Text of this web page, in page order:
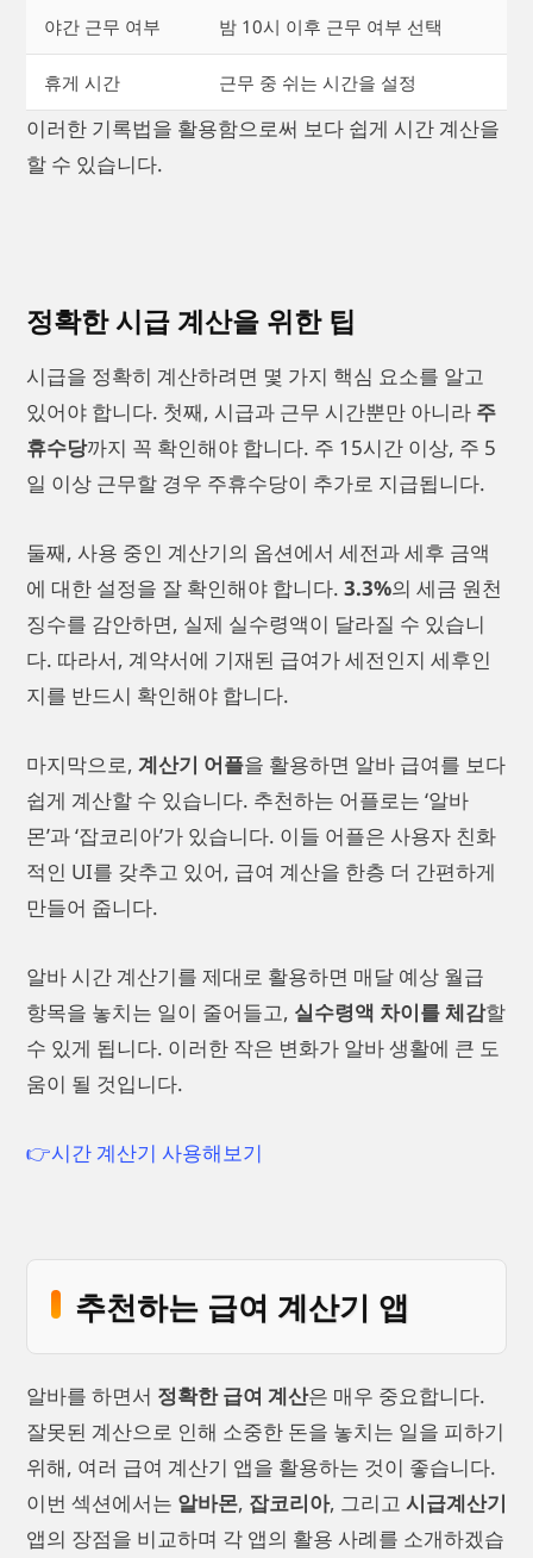
야간 근무 여부 밤 10시 이후 근무 여부 선택
휴게 시간 근무 중 쉬는 시간을 설정
이러한 기록법을 활용함으로써 보다 쉽게 시간 계산을
할 수 있습니다.
정확한 시급 계산을 위한 팁
시급을 정확히 계산하려면 몇 가지 핵심 요소를 알고
있어야 합니다. 첫째, 시급과 근무 시간뿐만 아니라 주
휴수당까지 꼭 확인해야 합니다. 주 15시간 이상, 주 5
일 이상 근무할 경우 주휴수당이 추가로 지급됩니다.
둘째, 사용 중인 계산기의 옵션에서 세전과 세후 금액
에 대한 설정을 잘 확인해야 합니다. 3.3%의 세금 원천
징수를 감안하면, 실제 실수령액이 달라질 수 있습니
다. 따라서, 계약서에 기재된 급여가 세전인지 세후인
지를 반드시 확인해야 합니다.
마지막으로, 계산기 어플을 활용하면 알바 급여를 보다
쉽게 계산할 수 있습니다. 추천하는 어플로는 ‘알바
몬’과 ‘잡코리아’가 있습니다. 이들 어플은 사용자 친화
적인 UI를 갖추고 있어, 급여 계산을 한층 더 간편하게
만들어 줍니다.
알바 시간 계산기를 제대로 활용하면 매달 예상 월급
항목을 놓치는 일이 줄어들고, 실수령액 차이를 체감할
수 있게 됩니다. 이러한 작은 변화가 알바 생활에 큰 도
움이 될 것입니다.
👉시간 계산기 사용해보기
추천하는 급여 계산기 앱
알바를 하면서 정확한 급여 계산은 매우 중요합니다.
잘못된 계산으로 인해 소중한 돈을 놓치는 일을 피하기
위해, 여러 급여 계산기 앱을 활용하는 것이 좋습니다.
이번 섹션에서는 알바몬, 잡코리아, 그리고 시급계산기
앱의 장점을 비교하며 각 앱의 활용 사례를 소개하겠습